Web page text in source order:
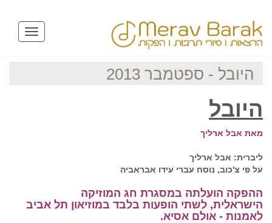
Toggle
היובל - ספטמבר 2013
היובל
מאת אבל ארליך
ליברית: אבל ארליך
על פי צ'כוב, נוסח עברי עידו אבראביה
ההפקה הועלתה במסגרת חג המוזיקה
הישראלית, לשתי הופעות בלבד במוזיאון תל אביב
לאמנות - אולם אסיא.